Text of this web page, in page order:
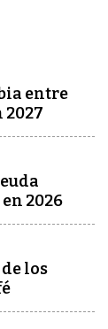
entre
2027
2026
los